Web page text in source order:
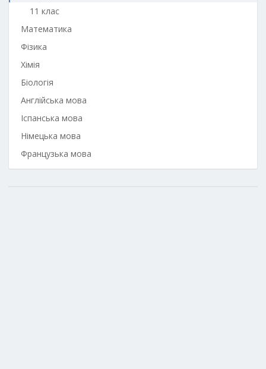
11 клас
Математика
Фізика
Хімія
Біологія
Англійська мова
Іспанська мова
Німецька мова
Французька мова